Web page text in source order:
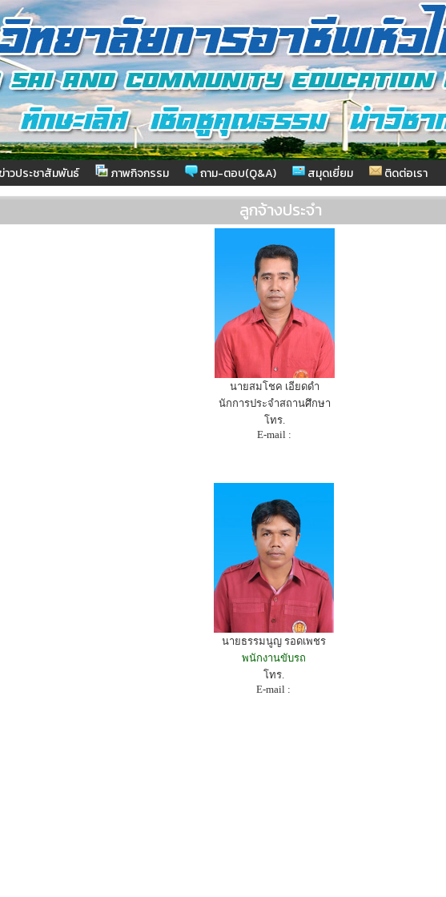
ข่าวประชาสัมพันธ์ ภาพกิจกรรม ถาม-ตอบ(Q&A) สมุดเยี่ยม ติดต่อเรา
ลูกจ้างประจำ
นายสมโชค เอียดดำ
นักการประจำสถานศึกษา
โทร.
E-mail :
นายธรรมนูญ รอดเพชร
พนักงานขับรถ
โทร.
E-mail :